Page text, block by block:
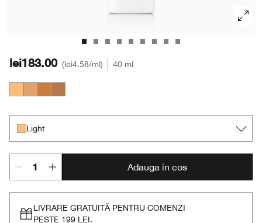
lei183.00 lei4.58/ml 40 ml
Light
Adauga in cos
LIVRARE GRATUITĂ PENTRU COMENZI
PESTE 199 LEI.